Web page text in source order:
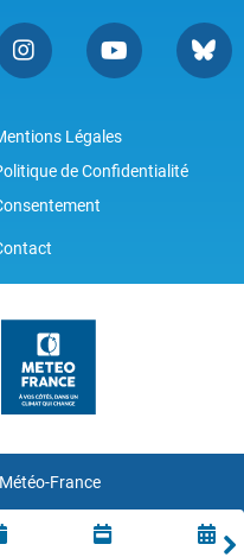
Légales
de Confidentialité
Météo-France